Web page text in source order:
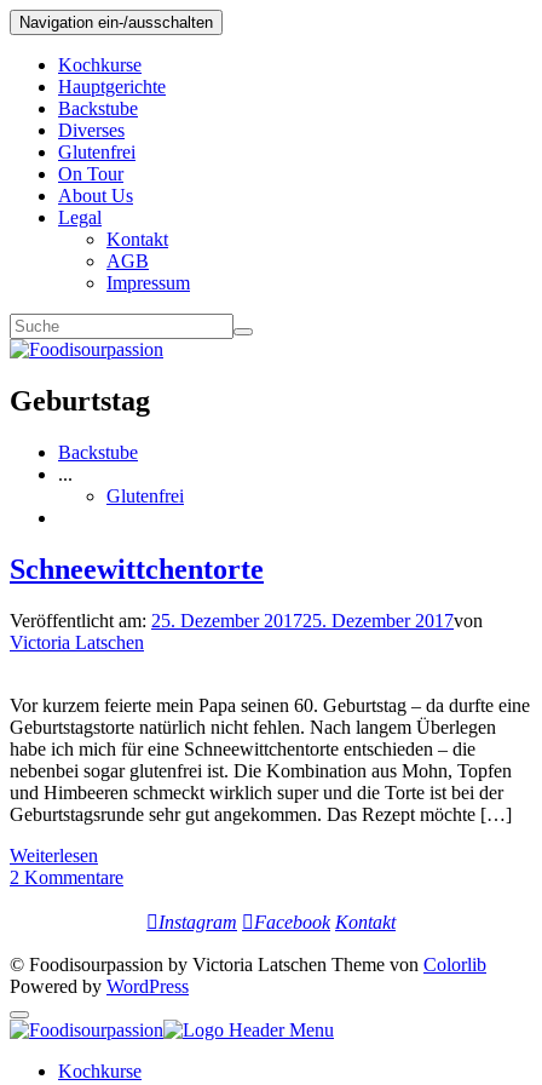
Navigation ein-/ausschalten
Kochkurse
Hauptgerichte
Backstube
Diverses
Glutenfrei
On Tour
About Us
Legal
Kontakt
AGB
Impressum
Geburtstag
Backstube
...
Glutenfrei
Schneewittchentorte
Veröffentlicht am: 25. Dezember 201725. Dezember 2017von
Victoria Latschen
Vor kurzem feierte mein Papa seinen 60. Geburtstag – da durfte eine
Geburtstagstorte natürlich nicht fehlen. Nach langem Überlegen
habe ich mich für eine Schneewittchentorte entschieden – die
nebenbei sogar glutenfrei ist. Die Kombination aus Mohn, Topfen
und Himbeeren schmeckt wirklich super und die Torte ist bei der
Geburtstagsrunde sehr gut angekommen. Das Rezept möchte […]
Weiterlesen
2 Kommentare
Instagram Facebook Kontakt
© Foodisourpassion by Victoria Latschen Theme von Colorlib
Powered by WordPress
Kochkurse